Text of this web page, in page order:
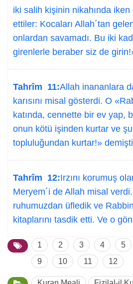
iki salih kişinin nikahında
ettiler: Kocaları Allah´tan
onlardan savamadı. Bu iki
girenlerle beraber siz de
Tahrîm 11:Allah inananlara
karısını misal gösterdi. O
katında, cennette bir ev yap,
onun kötü işinden kurtar ve
topluluğundan kurtar!»
Tahrîm 12:Irzını korumuş
Meryem´i de Allah misal
ruhumuzdan üfledik ve
kitaplarını tasdik etti. Ve o
1 2 3 4 5
9
10 11 12